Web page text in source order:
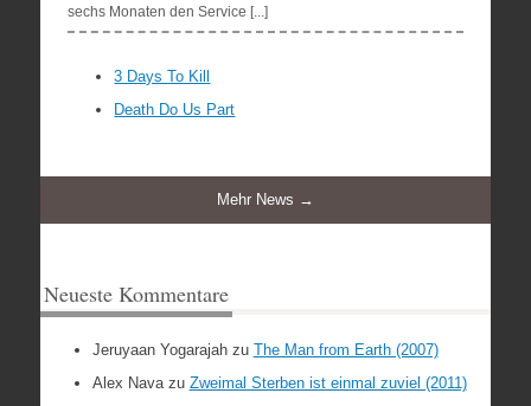
sechs Monaten den Service [...]
3 Days To Kill
Death Do Us Part
Mehr News →
Neueste Kommentare
Jeruyaan Yogarajahzu The Man from Earth (2007)
Alex Navazu Zweimal Sterben ist einmal zuviel (2011)